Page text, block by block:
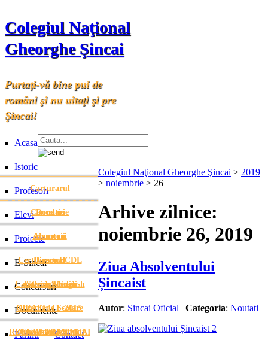
Colegiul Naţional
Gheorghe Şincai
Purtaţi-vă bine pui de
români şi nu uitaţi şi pre
Şincai!
Acasa
Istoric
Carturarul
Donatie
Memorii
Directori
Stema Șincai
Profesori
Cancelarie
Anunturi
Personal
Elevi
Anunturi
Proiecte
Certificare ECDL
Cambridge English
GRAFFITI -2015
Ziua Absolventului
E-Sincai
Galerie Media
Concursuri
Olimpiade Scolare
Gheorghe Mihoc
Documente
ROFUIP-URI SINCAI
Parinti Contact
Colegiul Naţional Gheorghe Şincai > 2019
> noiembrie > 26
Arhive zilnice:
noiembrie 26, 2019
Ziua Absolventului
Șincaist
Autor: Sincai Oficial | Categoria: Noutati